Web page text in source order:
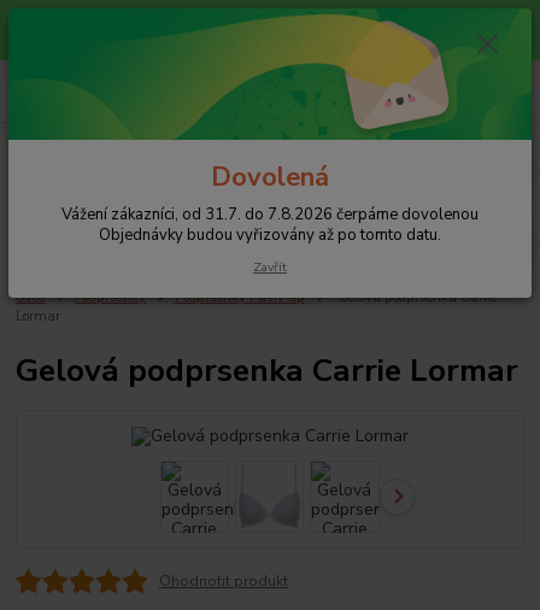
Vážení zákazníci, od 31.7. do 7.8.2026 čerpáme dovolenou
Objednávky budou vyřizovány až po tomto datu.
+420 608 754 282
pište email, pokud nezvedám tel.
Úvod Podprsenky Podprsenky Push-up
Gelová podprsenka Carrie
Lormar
Gelová podprsenka Carrie Lormar
Ohodnotit produkt
Dovolená
Vážení zákazníci, od 31.7. do 7.8.2026 čerpáme dovolenou
Objednávky budou vyřizovány až po tomto datu.
Zavřít